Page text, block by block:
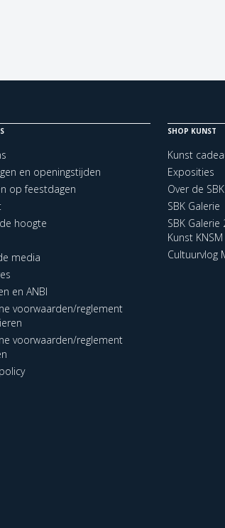
en openingstijden
op feestdagen
hoogte
media
en ANBI
voorwaarden/reglement
voorwaarden/reglement
SHOP KUNST
Kunst
Exposities
Over de
SBK Galerie
SBK
Kunst KNSM
Cultuurvlog